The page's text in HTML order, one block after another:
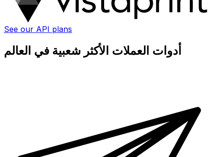
See our API plans
أدوات العملات الأكثر شعبية في العالم